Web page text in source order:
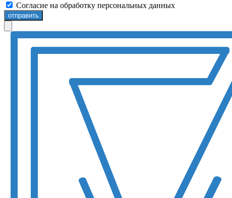
Согласие на обработку персональных данных
отправить